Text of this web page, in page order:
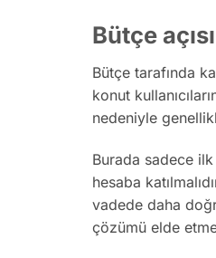
Bütçe
Bütçe tarafında
konut
nedeniyle
Burada sadece
hesaba
vadede daha
çözümü elde